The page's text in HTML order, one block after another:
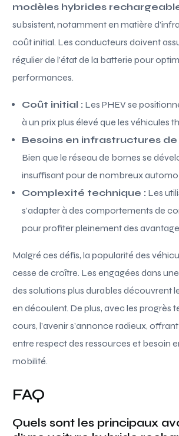
modèles hybrides
subsistent, notamment en matière
coût initial. Les conducteurs doivent
régulier de l’état de la batterie pour
performances.
Coût initial : Les PHEV se
à un prix plus élevé que les véhicules
Besoins en infrastructures
Bien que le réseau de bornes se
insuffisant pour de nombreux
Complexité technique : Les
s’adapter à des comportements de
pour profiter pleinement des
Malgré ces défis, la popularité des
cesse de croître. Les engagées dans
des solutions plus durables découvrent
en découlent. De plus, avec les progrès
cours, l’avenir s’annonce radieux,
entre respect des ressources et besoin
mobilité.
FAQ
Quels sont les principaux